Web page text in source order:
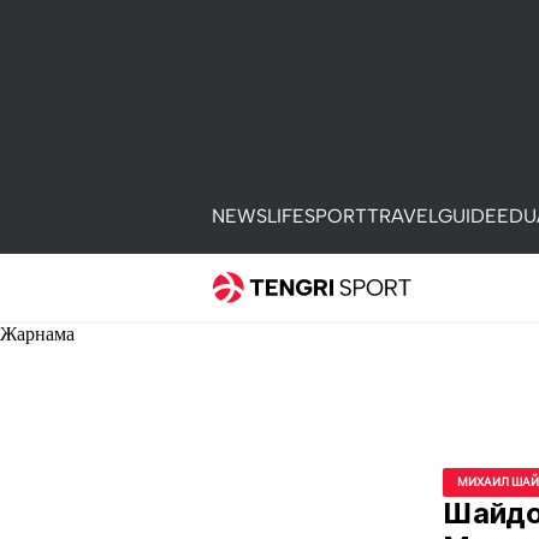
NEWSLIFESPORTTRAVELGUIDEEDU
Жарнама
МИХАИЛ